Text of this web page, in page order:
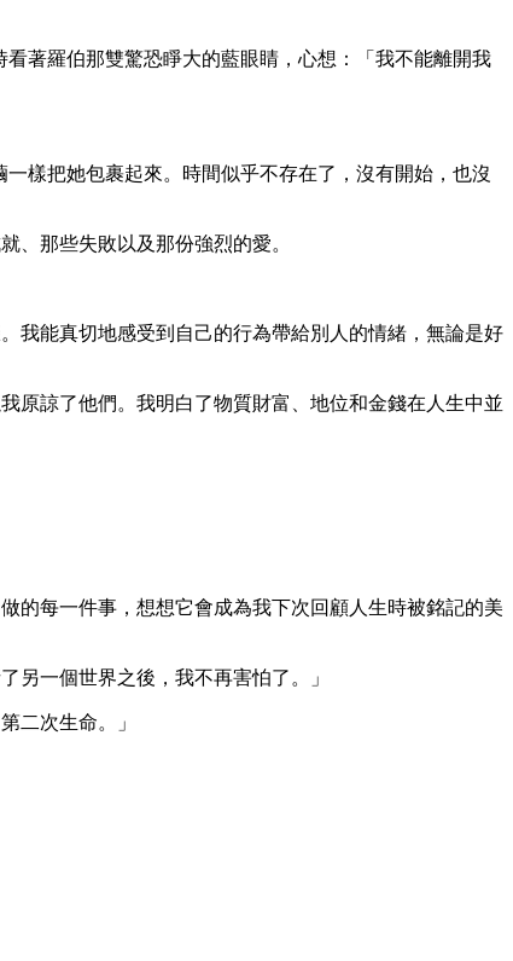
著羅伯那雙驚恐睜大的藍眼睛，心想：「我不能離開我
樣把她包裹起來。時間似乎不存在了，沒有開始，也沒
、那些失敗以及那份強烈的愛。
我能真切地感受到自己的行為帶給別人的情緒，無論是好
原諒了他們。我明白了物質財富、地位和金錢在人生中並
的每一件事，想想它會成為我下次回顧人生時被銘記的美
另一個世界之後，我不再害怕了。」
二次生命。」